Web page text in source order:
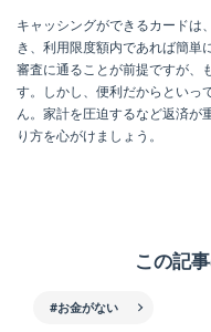
キャッシングができるカードは
き、利用限度額内であれば簡単
審査に通ることが前提ですが、
す。しかし、便利だからといっ
ん。家計を圧迫するなど返済が
り方を心がけましょう。
この記
#お金がない